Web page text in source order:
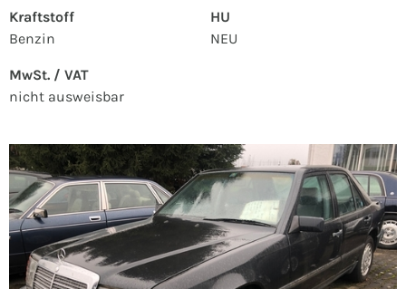
Kraftstoff
Benzin
HU
NEU
MwSt. / VAT
nicht ausweisbar